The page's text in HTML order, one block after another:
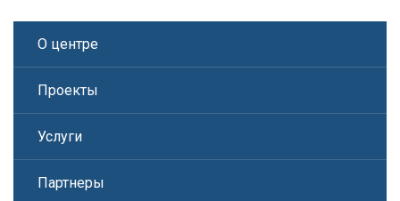
О центре
Проекты
Услуги
Партнеры